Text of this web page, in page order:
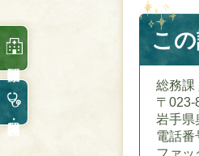
こ
総務課
〒023-
岩手県
電話番
ファッ